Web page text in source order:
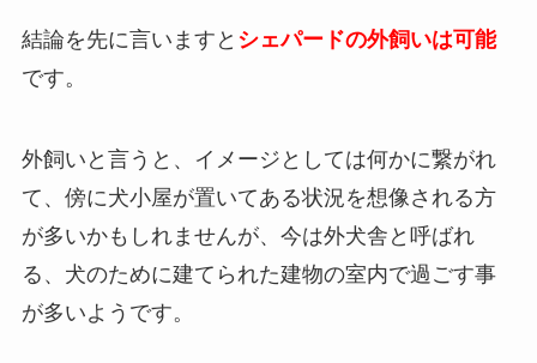
結論を先に言いますと シェパードの外飼いは可能
です。
外飼いと言うと、イメージとしては何かに繋がれ
て、傍に犬小屋が置いてある状況を想像される方
が多いかもしれませんが、今は外犬舎と呼ばれ
る、犬のために建てられた建物の室内で過ごす事
が多いようです。